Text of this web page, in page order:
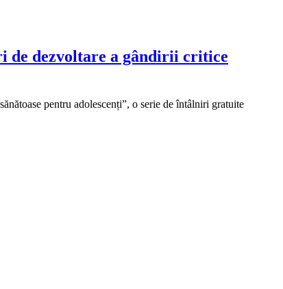
de dezvoltare a gândirii critice
pentru adolescenți”, o serie de întâlniri gratuite